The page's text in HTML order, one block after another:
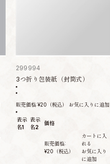
299994
3つ折り包装紙（封筒式）
販売価格:¥20 （税込） お気に入りに追加
表示
名1
表示
名2
価格
販売価格:
¥20 （税込）
カートに入
れる
お気に入り
に追加